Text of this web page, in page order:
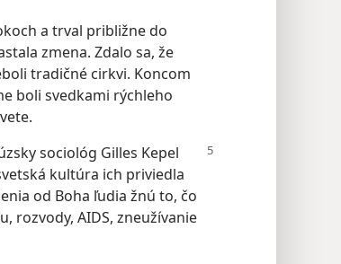
a trval približne do
zmena. Zdalo sa, že
tradičné cirkvi. Koncom
boli svedkami rýchleho
sociológ Gilles Kepel
kultúra ich priviedla
od Boha ľudia žnú to, čo
rozvody, AIDS, zneužívanie